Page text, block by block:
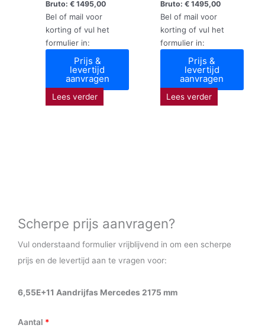
Bruto:€ 1495,00
Bel of mail voor
korting of vul het
formulier in:
Prijs &
levertijd
aanvragen
Lees verder
Bruto: €1495,00
Bel of mail voor
korting of vul het
formulier in:
Prijs &
levertijd
aanvragen
Lees verder
Scherpe prijs aanvragen?
Vul onderstaand formulier vrijblijvend in om een scherpe
prijs en de levertijd aan te vragen voor:
6,55E+11 Aandrijfas Mercedes 2175 mm
Aantal